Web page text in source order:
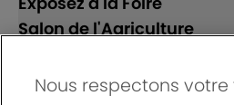
Salon de l'Agriculture
Suivez-nous
Nous respectons votre